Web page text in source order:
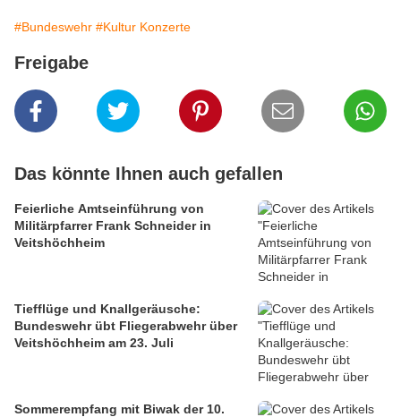
#Bundeswehr #Kultur Konzerte
Freigabe
Das könnte Ihnen auch gefallen
Feierliche Amtseinführung von
Militärpfarrer Frank Schneider in
Veitshöchheim
Tiefflüge und Knallgeräusche:
Bundeswehr übt Fliegerabwehr über
Veitshöchheim am 23. Juli
Sommerempfang mit Biwak der 10.